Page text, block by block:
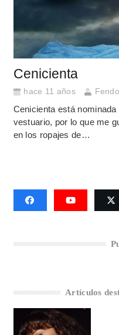
Cenicienta
hace 11 años
Cenicienta está
vestuario, por lo que me
en los ropajes de…
Artículos